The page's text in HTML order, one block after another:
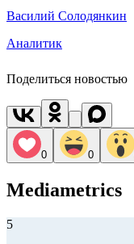
Василий Солодянкин
Аналитик
Поделиться новостью
0 0
Mediametrics
5